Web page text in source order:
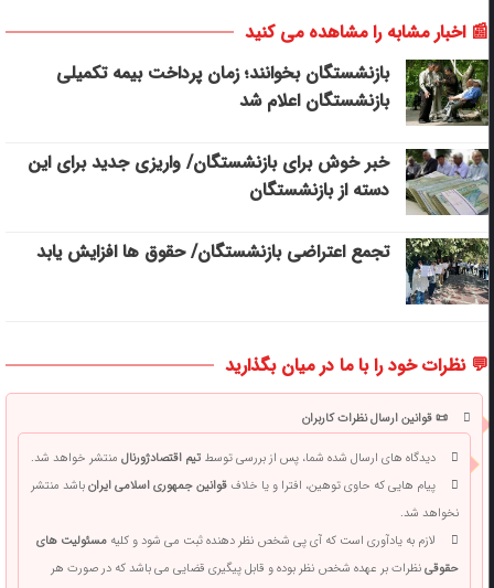
📰 اخبار مشابه را مشاهده می کنید
بازنشستگان بخوانند؛ زمان پرداخت بیمه تکمیلی
بازنشستگان اعلام شد
خبر خوش برای بازنشستگان/ واریزی جدید برای این
دسته از بازنشستگان
تجمع اعتراضی بازنشستگان/ حقوق ها افزایش یابد
💬 نظرات خود را با ما در میان بگذارید
📜 قوانین ارسال نظرات کاربران
دیدگاه های ارسال شده شما، پس از بررسی توسطتیم اقتصادژورنالمنتشر خواهد شد.
پیام هایی که حاوی توهین، افترا و یا خلافقوانین جمهوری اسلامی ایرانباشد منتشر
نخواهد شد.
لازم به یادآوری است که آی پی شخص نظر دهنده ثبت می شود و کلیهمسئولیت های
حقوقینظرات بر عهده شخص نظر بوده و قابل پیگیری قضایی می باشد که در صورت هر